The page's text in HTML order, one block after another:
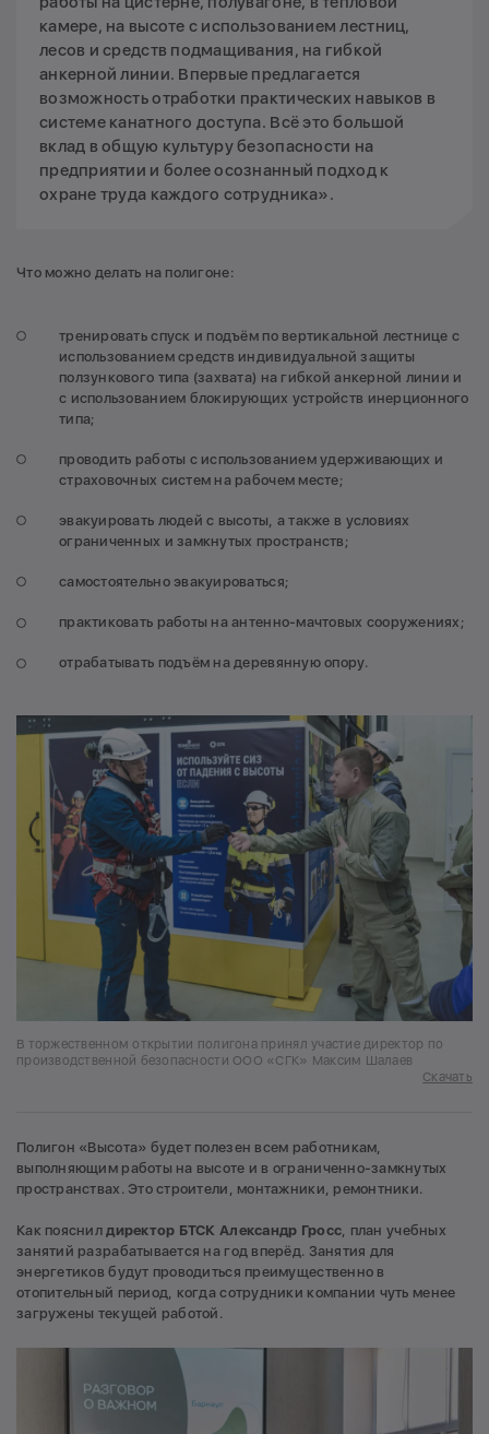
камере, на высоте с использованием лестниц,
лесов и средств подмащивания, на гибкой
анкерной линии. Впервые предлагается
возможность отработки практических навыков в
системе канатного доступа. Всё это большой
вклад в общую культуру безопасности на
предприятии и более осознанный подход к
охране труда каждого сотрудника».
Что можно делать на полигоне:
тренировать спуск и подъём по вертикальной лестнице с
использованием средств индивидуальной защиты
ползункового типа (захвата) на гибкой анкерной линии и
с использованием блокирующих устройств инерционного
типа;
проводить работы с использованием удерживающих и
страховочных систем на рабочем месте;
эвакуировать людей с высоты, а также в условиях
ограниченных и замкнутых пространств;
самостоятельно эвакуироваться;
практиковать работы на антенно-мачтовых сооружениях;
отрабатывать подъём на деревянную опору.
В торжественном открытии полигона принял участие директор по
производственной безопасности ООО «СГК» Максим Шалаев
Скачать
Полигон «Высота» будет полезен всем работникам,
выполняющим работы на высоте и в ограниченно-замкнутых
пространствах. Это строители, монтажники, ремонтники.
Как пояснилдиректор БТСК Александр Гросс, план учебных
занятий разрабатывается на год вперёд. Занятия для
энергетиков будут проводиться преимущественно в
отопительный период, когда сотрудники компании чуть менее
загружены текущей работой.